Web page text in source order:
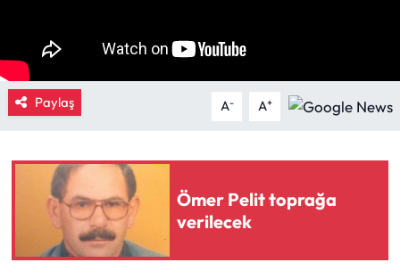
Paylaş A- A+
Ömer Pelit toprağa
verilecek
Kimdir?
Kültür Sanat
Laçin Haberleri
Magazin